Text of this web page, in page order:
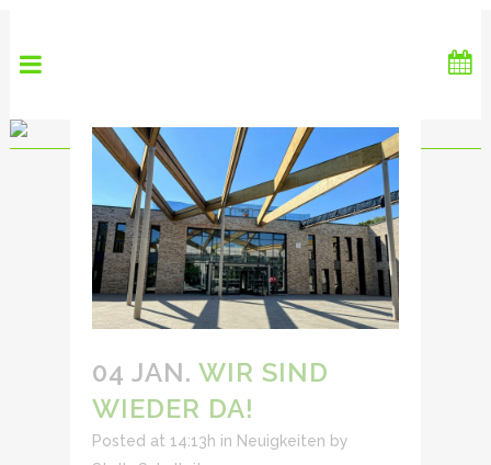
04 JAN. WIR SIND
WIEDER DA!
Posted at 14:13h in Neuigkeiten by